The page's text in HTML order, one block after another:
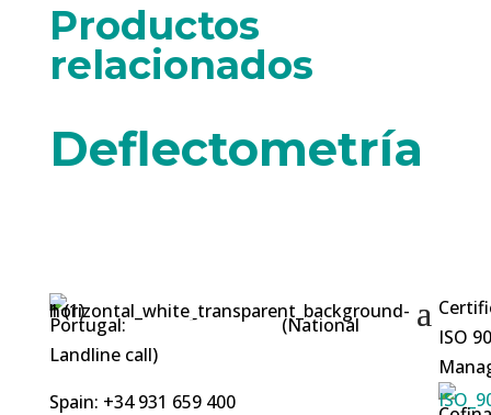
Productos
relacionados
Deflectometría
Portugal:+351 253 412 219 (National
Landline call)
Spain: +34 931 659 400
ISO